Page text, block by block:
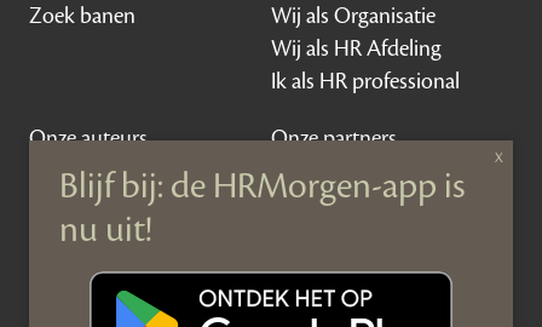
Zoek banen
Wij als Organisatie
Wij als HR Afdeling
Ik als HR professional
Onze auteurs
Onze partners
Sponsoring
Over HRMorgen